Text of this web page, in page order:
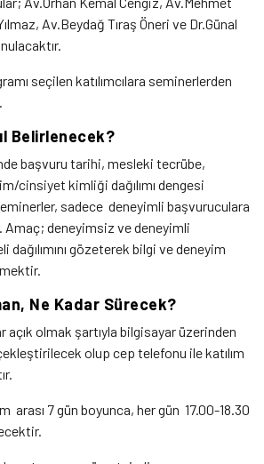
Av.Beydağ Tıraş Öneri ve Dr.Günal
seçilen katılımcılara seminerlerden
Belirlenecek?
başvuru tarihi, mesleki tecrübe,
cinsiyet kimliği dağılımı dengesi
sadece deneyimli başvuruculara
Amaç; deneyimsiz ve deneyimli
dağılımını gözeterek bilgi ve deneyim
Ne Kadar Sürecek?
açık olmak şartıyla bilgisayar üzerinden
olup cep telefonu ile katılım
arası 7 gün boyunca, her gün 17.00-18.30